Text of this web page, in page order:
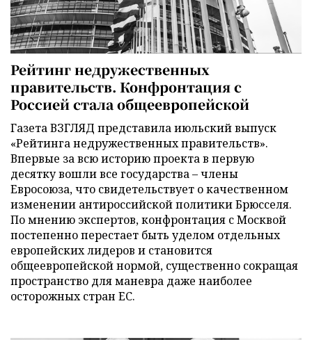
Рейтинг недружественных
правительств. Конфронтация с
Россией стала общеевропейской
Газета ВЗГЛЯД представила июльский выпуск
«Рейтинга недружественных правительств».
Впервые за всю историю проекта в первую
десятку вошли все государства – члены
Евросоюза, что свидетельствует о качественном
изменении антироссийской политики Брюсселя.
По мнению экспертов, конфронтация с Москвой
постепенно перестает быть уделом отдельных
европейских лидеров и становится
общеевропейской нормой, существенно сокращая
пространство для маневра даже наиболее
осторожных стран ЕС.